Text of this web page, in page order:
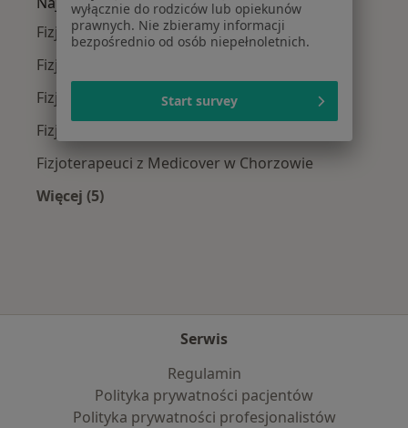
Fizjoterapeuci z NFZ w Chorzowie
Fizjoterapeuci z Allianz w Chorzowie
Fizjoterapeuci z PZU Zdrowie w Chorzowie
Fizjoterapeuci z LUX MED w Chorzowie
Fizjoterapeuci z Medicover w Chorzowie
Więcej (5)
Serwis
Regulamin
Polityka prywatności pacjentów
Polityka prywatności profesjonalistów
wyłącznie do rodziców lub opiekunów
prawnych. Nie zbieramy informacji
bezpośrednio od osób niepełnoletnich.
Start survey